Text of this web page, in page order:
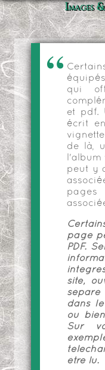
Images
qui
et pdf.
écrit
de là,
l'album
peut y
page
PDF.
site,
dans
ou
Sur
être lu.